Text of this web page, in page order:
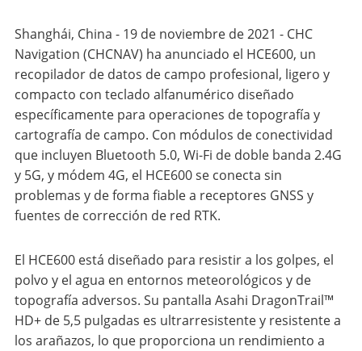
Shanghái, China - 19 de noviembre de 2021 - CHC
Navigation (CHCNAV) ha anunciado el HCE600, un
recopilador de datos de campo profesional, ligero y
compacto con teclado alfanumérico diseñado
específicamente para operaciones de topografía y
cartografía de campo. Con módulos de conectividad
que incluyen Bluetooth 5.0, Wi-Fi de doble banda 2.4G
y 5G, y módem 4G, el HCE600 se conecta sin
problemas y de forma fiable a receptores GNSS y
fuentes de corrección de red RTK.
El HCE600 está diseñado para resistir a los golpes, el
polvo y el agua en entornos meteorológicos y de
topografía adversos. Su pantalla Asahi DragonTrail™
HD+ de 5,5 pulgadas es ultrarresistente y resistente a
los arañazos, lo que proporciona un rendimiento a